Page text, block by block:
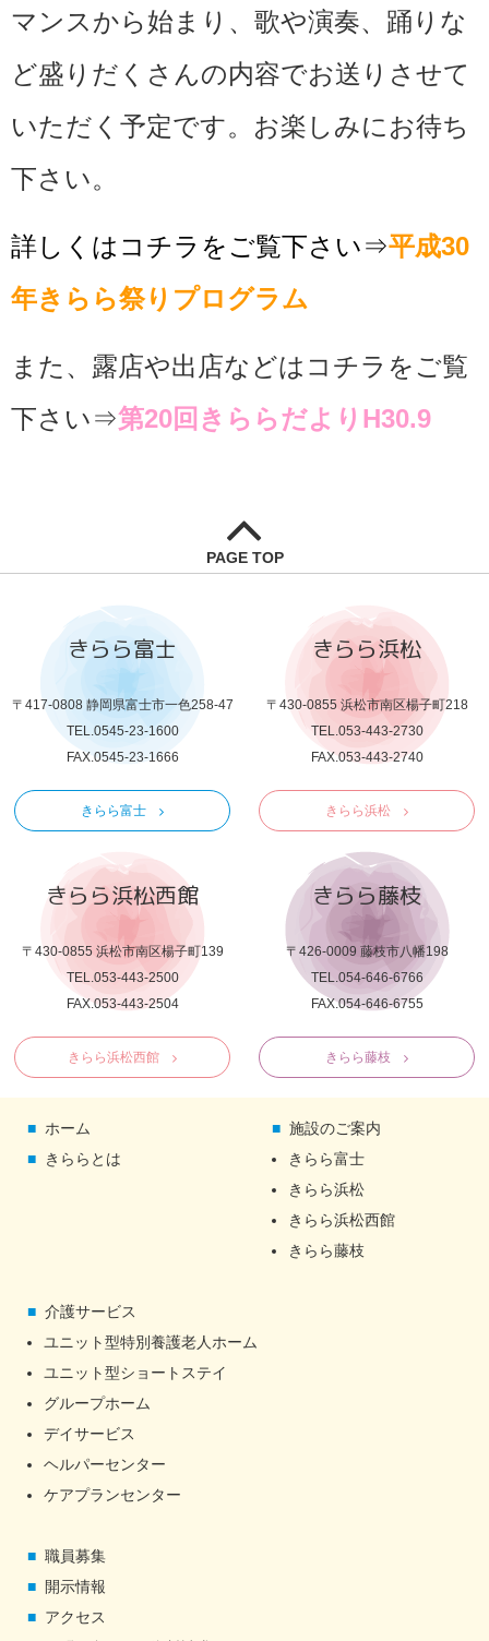
マンスから始まり、歌や演奏、踊りな
ど盛りだくさんの内容でお送りさせて
いただく予定です。お楽しみにお待ち
下さい。
詳しくはコチラをご覧下さい⇒平成30
年きらら祭りプログラム
また、露店や出店などは コチラをご覧
下さい⇒第20回きららだよりH30.9
PAGE TOP
きらら富士
〒417-0808 静岡県富士市一色258-47
TEL.0545-23-1600
FAX.0545-23-1666
きらら富士
きらら浜松
〒430-0855 浜松市南区楊子町218
TEL.053-443-2730
FAX.053-443-2740
きらら浜松
きらら浜松西館
〒430-0855 浜松市南区楊子町139
TEL.053-443-2500
FAX.053-443-2504
きらら浜松西館
きらら藤枝
〒426-0009 藤枝市八幡198
TEL.054-646-6766
FAX.054-646-6755
きらら藤枝
ホーム
きららとは
施設のご案内
きらら富士
きらら浜松
きらら浜松西館
きらら藤枝
介護サービス
ユニット型特別養護老人ホーム
ユニット型ショートステイ
グループホーム
デイサービス
ヘルパーセンター
ケアプランセンター
職員募集
開示情報
アクセス